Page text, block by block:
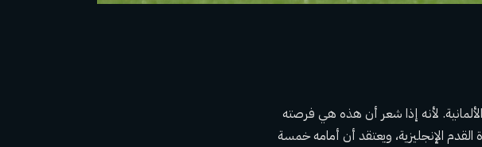
لأنه إذا شعر أن هذه هي فرصته
القدم الإنجليزية، ويعتقد أن أمامه خمسة